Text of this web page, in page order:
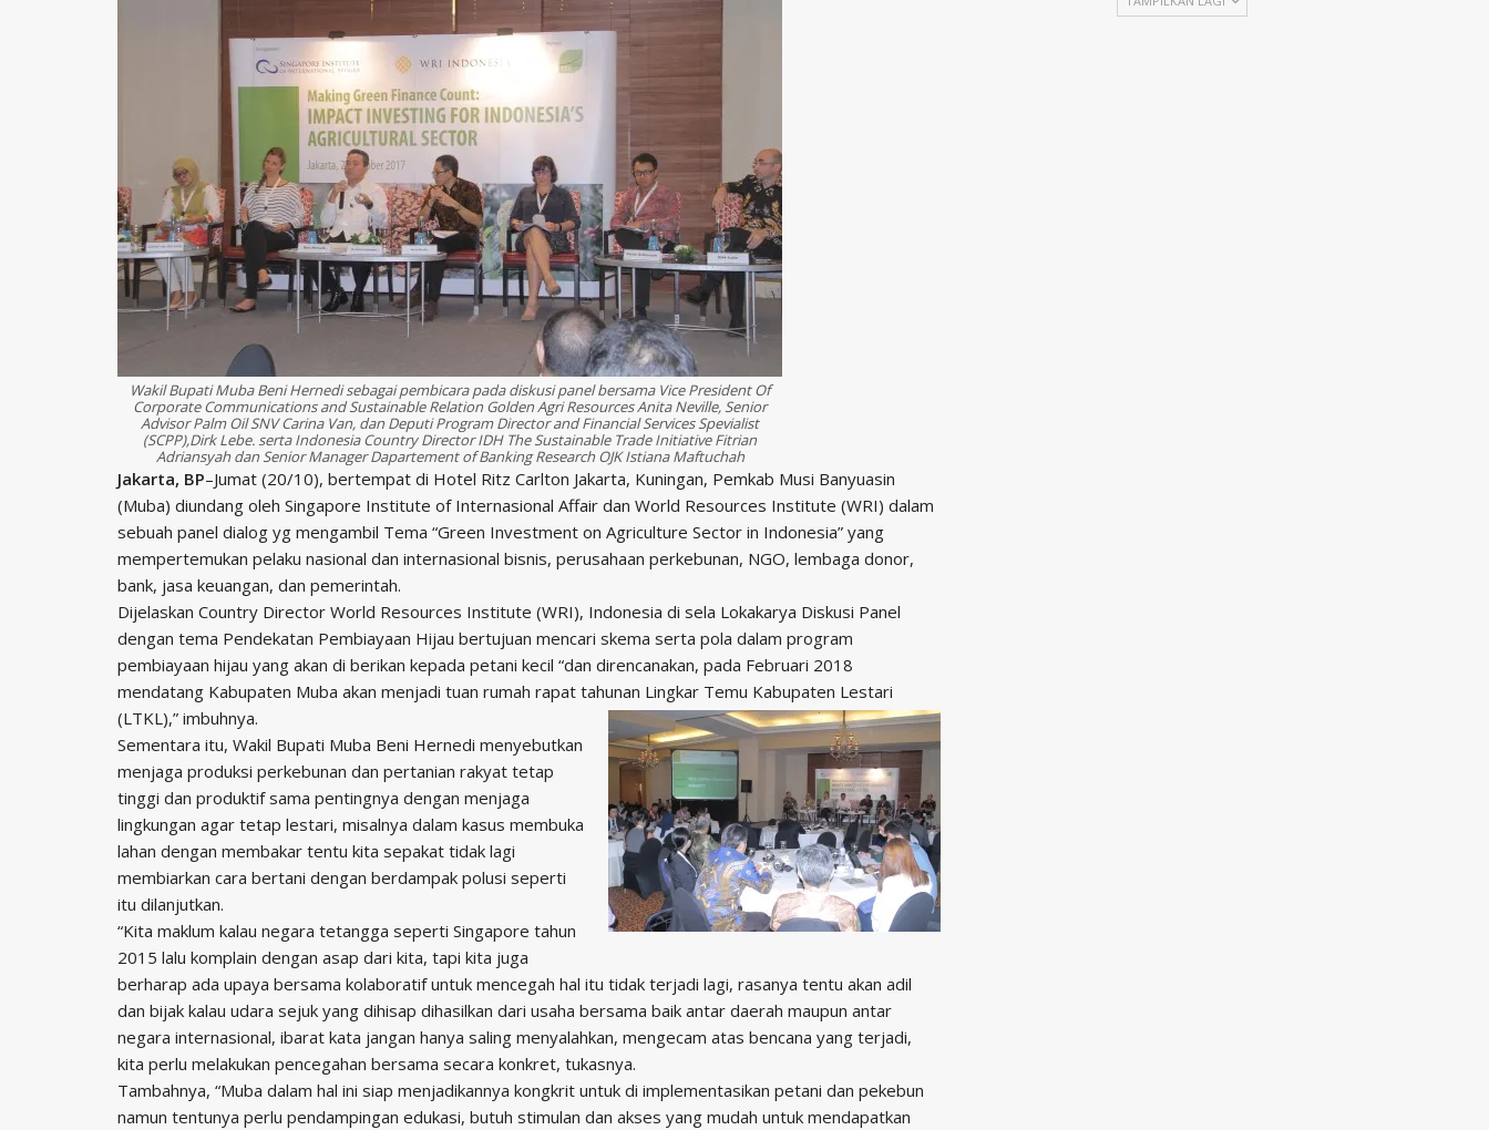
Wakil Bupati Muba Beni Hernedi sebagai pembicara pada diskusi panel bersama Vice President Of
Corporate Communications and Sustainable Relation Golden Agri Resources Anita Neville, Senior
Advisor Palm Oil SNV Carina Van, dan Deputi Program Director and Financial Services Spevialist
(SCPP),Dirk Lebe. serta Indonesia Country Director IDH The Sustainable Trade Initiative Fitrian
Adriansyah dan Senior Manager Dapartement of Banking Research OJK Istiana Maftuchah
Jakarta, BP–Jumat (20/10), bertempat di Hotel Ritz Carlton Jakarta, Kuningan, Pemkab Musi Banyuasin
(Muba) diundang oleh Singapore Institute of Internasional Affair dan World Resources Institute (WRI) dalam
sebuah panel dialog yg mengambil Tema “Green Investment on Agriculture Sector in Indonesia” yang
mempertemukan pelaku nasional dan internasional bisnis, perusahaan perkebunan, NGO, lembaga donor,
bank, jasa keuangan, dan pemerintah.
Dijelaskan Country Director World Resources Institute (WRI), Indonesia di sela Lokakarya Diskusi Panel
dengan tema Pendekatan Pembiayaan Hijau bertujuan mencari skema serta pola dalam program
pembiayaan hijau yang akan di berikan kepada petani kecil “dan direncanakan, pada Februari 2018
mendatang Kabupaten Muba akan menjadi tuan rumah rapat tahunan Lingkar Temu Kabupaten Lestari
(LTKL),” imbuhnya.
Sementara itu, Wakil Bupati Muba Beni Hernedi menyebutkan
menjaga produksi perkebunan dan pertanian rakyat tetap
tinggi dan produktif sama pentingnya dengan menjaga
lingkungan agar tetap lestari, misalnya dalam kasus membuka
lahan dengan membakar tentu kita sepakat tidak lagi
membiarkan cara bertani dengan berdampak polusi seperti
itu dilanjutkan.
“Kita maklum kalau negara tetangga seperti Singapore tahun
2015 lalu komplain dengan asap dari kita, tapi kita juga
berharap ada upaya bersama kolaboratif untuk mencegah hal itu tidak terjadi lagi, rasanya tentu akan adil
dan bijak kalau udara sejuk yang dihisap dihasilkan dari usaha bersama baik antar daerah maupun antar
negara internasional, ibarat kata jangan hanya saling menyalahkan, mengecam atas bencana yang terjadi,
kita perlu melakukan pencegahan bersama secara konkret, tukasnya.
Tambahnya, “Muba dalam hal ini siap menjadikannya kongkrit untuk di implementasikan petani dan pekebun
namun tentunya perlu pendampingan edukasi, butuh stimulan dan akses yang mudah untuk mendapatkan